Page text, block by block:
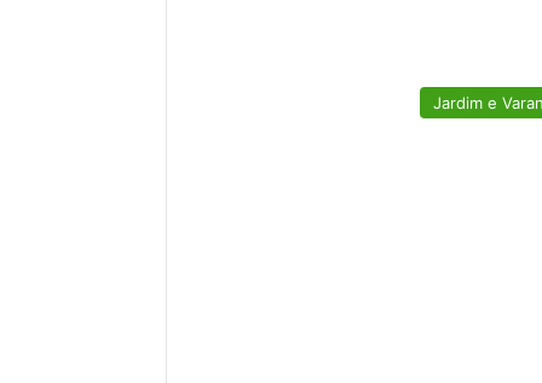
Jardim e